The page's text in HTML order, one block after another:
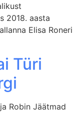
2018. aasta
Elisa Roneri
Türi
Robin Jäätmad